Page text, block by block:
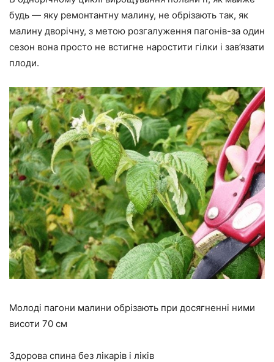
будь — яку ремонтантну малину, не обрізають так, як
малину дворічну, з метою розгалуження пагонів-за один
сезон вона просто не встигне наростити гілки і зав’язати
плоди.
Молоді пагони малини обрізають при досягненні ними
висоти 70 см
Здорова спина без лікарів і ліків